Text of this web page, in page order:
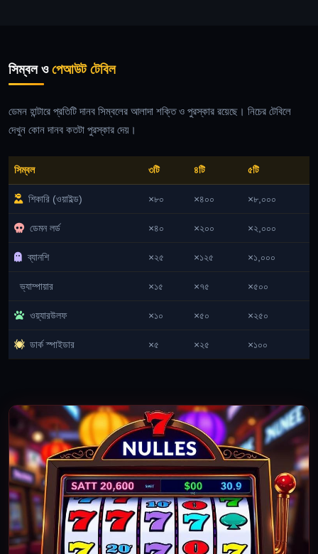
সিম্বল ওপেআউট টেবিল
ডেমন হান্টারে প্রতিটি দানব সিম্বলের আলাদা শক্তি ও পুরস্কার রয়েছে। নিচের টেবিলে
দেখুন কোন দানব কতটা পুরস্কার দেয়।
সিম্বল ৩টি ৪টি ৫টি
শিকারি (ওয়াইল্ড) ×৮০ ×৪০০ ×৮,০০০
ডেমন লর্ড ×৪০ ×২০০ ×২,০০০
ব্যানশি ×২৫ ×১২৫ ×১,০০০
ভ্যাম্পায়ার ×১৫ ×৭৫ ×৫০০
ওয়্যারউলফ ×১০ ×৫০ ×২৫০
ডার্ক স্পাইডার ×৫ ×২৫ ×১০০